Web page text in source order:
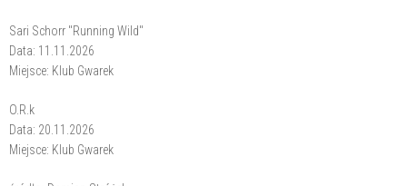
Sari Schorr "Running Wild"
Data: 11.11.2026
Miejsce: Klub Gwarek
O.R.k
Data: 20.11.2026
Miejsce: Klub Gwarek